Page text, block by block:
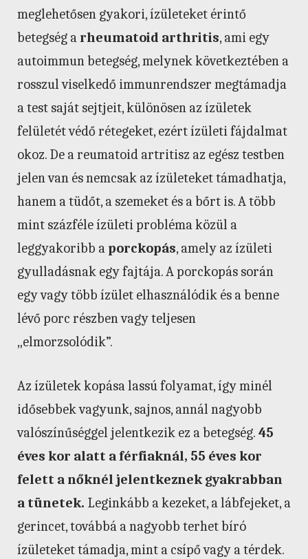
meglehetősen gyakori, ízületeket érintő
betegség a rheumatoid arthritis, ami egy
autoimmun betegség, melynek következtében a
rosszul viselkedő immunrendszer megtámadja
a test saját sejtjeit, különösen az ízületek
felületét védő rétegeket, ezért ízületi fájdalmat
okoz. De a reumatoid artritisz az egész testben
jelen van és nemcsak az ízületeket támadhatja,
hanem a tüdőt, a szemeket és a bőrt is. A több
mint százféle ízületi probléma közül a
leggyakoribb a porckopás, amely az ízületi
gyulladásnak egy fajtája. A porckopás során
egy vagy több ízület elhasználódik és a benne
lévő porc részben vagy teljesen
„elmorzsolódik”.
Az ízületek kopása lassú folyamat, így minél
idősebbek vagyunk, sajnos, annál nagyobb
valószínűséggel jelentkezik ez a betegség. 45
éves kor alatt a férfiaknál, 55 éves kor
felett a nőknél jelentkeznek gyakrabban
a tünetek. Leginkább a kezeket, a lábfejeket, a
gerincet, továbbá a nagyobb terhet bíró
ízületeket támadja, mint a csípő vagy a térdek.